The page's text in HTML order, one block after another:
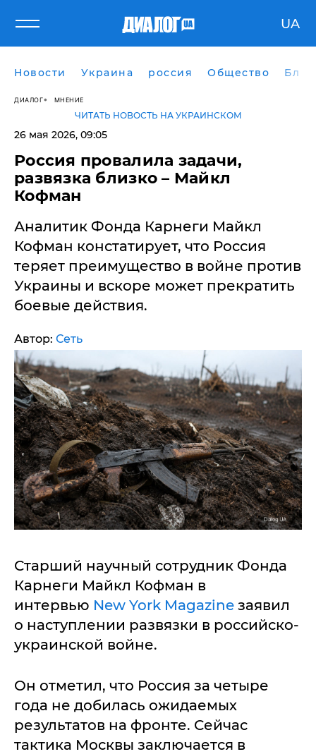
UA
Новости Украина россия Общество
ДИАЛОГ МНЕНИЕ
ЧИТАТЬ НОВОСТЬ НА УКРАИНСКОМ
26 мая 2026, 09:05
Россия провалила задачи,
развязка близко – Майкл
Кофман
Аналитик Фонда Карнеги Майкл
Кофман констатирует, что Россия
теряет преимущество в войне против
Украины и вскоре может прекратить
боевые действия.
Автор: Сеть
Старший научный сотрудник Фонда
Карнеги Майкл Кофман в
интервью New York Magazine заявил
о наступлении развязки в российско-
украинской войне.
Он отметил, что Россия за четыре
года не добилась ожидаемых
результатов на фронте. Сейчас
тактика Москвы заключается в